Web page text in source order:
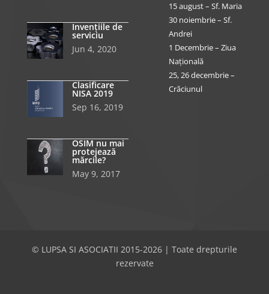
Invențiile de
serviciu
Jun 4, 2020
Clasificare
NISA 2019
Sep 16, 2019
OSIM nu mai
protejează
mărcile?
May 9, 2017
15 august – Sf. Maria
30 noiembrie – Sf.
Andrei
1 Decembrie – Ziua
Națională
25, 26 decembrie –
Crăciunul
© LUPSA SI ASOCIATII 2015-2026 | Toate drepturile
rezervate